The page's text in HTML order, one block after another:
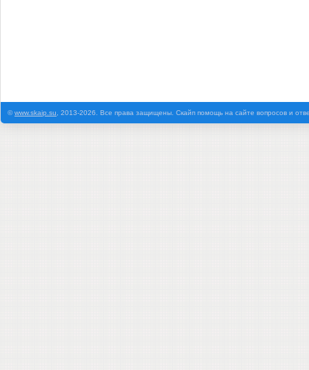
©www.skaip.su , 2013-2026. Все права защищены. Скайп помощь на сайте вопросов и